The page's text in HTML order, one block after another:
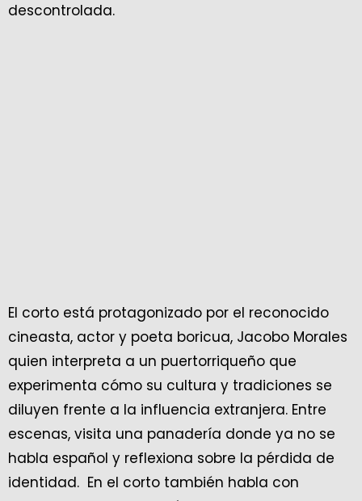
descontrolada.
El corto está protagonizado por el reconocido
cineasta, actor y poeta boricua, Jacobo Morales
quien interpreta a un puertorriqueño que
experimenta cómo su cultura y tradiciones se
diluyen frente a la influencia extranjera. Entre
escenas, visita una panadería donde ya no se
habla español y reflexiona sobre la pérdida de
identidad. En el corto también habla con